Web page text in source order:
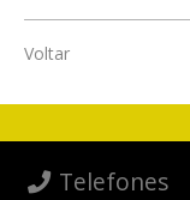
Voltar
Telefones